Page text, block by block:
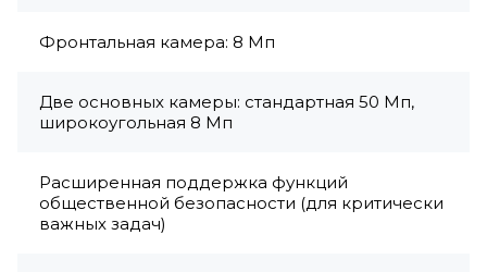
Фронтальная камера: 8 Мп
Две основных камеры: стандартная 50 Мп,
широкоугольная 8 Мп
Расширенная поддержка функций
общественной безопасности (для критически
важных задач)